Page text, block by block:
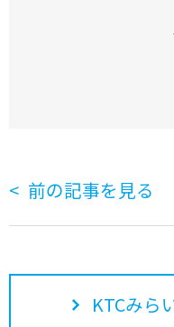
前の記事を見る
KTCみら